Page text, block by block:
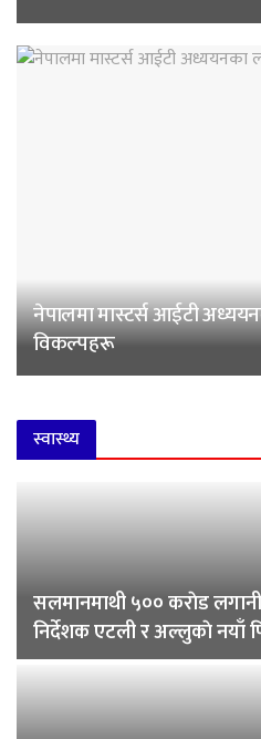
नेपालमा मास्टर्स आईटी
विकल्पहरू
स्वास्थ्य
सलमानमाथी ५०० कराेड
निर्देशक एटली र अल्लुकाे